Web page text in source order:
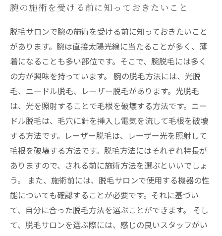
腕の施術を受ける前に知っておきたいこと
脱毛サロンで腕の施術を受ける前に知っておきたいこと
があります。腕は直接太陽光線に当たることが多く、薄
着になることも多い部位です。そこで、腕脱毛には多く
の方が興味を持っています。 腕の脱毛方法には、光脱
毛、ニードル脱毛、レーザー脱毛があります。光脱毛
は、光を照射することで毛根を破壊する方法です。ニー
ドル脱毛は、毛穴に針を挿入し電気を流して毛根を破壊
する方法です。レーザー脱毛は、レーザー光を照射して
毛根を破壊する方法です。脱毛方法にはそれぞれ特長が
ありますので、される前に施術方法を選ぶといいでしょ
う。 また、施術前には、脱毛サロンで使用する機器の性
能についても確認することが必要です。それに基づい
て、自分に合った脱毛方法を選ぶことができます。 そし
て、脱毛サロンを選ぶ際には、感じの良いスタッフがい